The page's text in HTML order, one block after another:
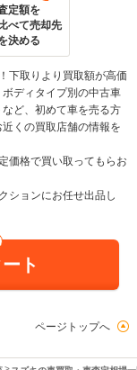
定額を
比べて売却先
決める
下取りより買取額が高価
ディタイプ別の中古車
ど、初めて車を売る方
くの買取店舗の情報を
価格で買い取ってもらお
ションにお任せ出品し
ト
ページトップへ